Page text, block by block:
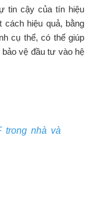
tin cậy của tín hiệu
cách hiệu quả, bằng
cụ thể, có thể giúp
vệ đầu tư vào hệ
trong nhà và